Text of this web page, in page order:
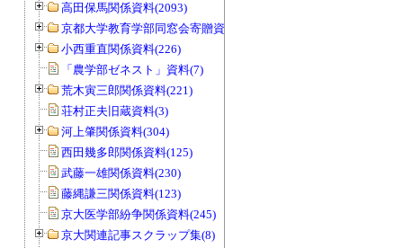
高田保馬関係資料(2093)
京都大学教育学部同窓会寄贈資料(963)
小西重直関係資料(226)
「農学部ゼネスト」資料(7)
荒木寅三郎関係資料(221)
荘村正夫旧蔵資料(3)
河上肇関係資料(304)
西田幾多郎関係資料(125)
武藤一雄関係資料(230)
藤縄謙三関係資料(123)
京大医学部紛争関係資料(245)
京大関連記事スクラップ集(8)